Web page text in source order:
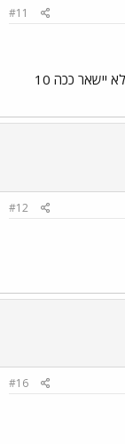
#11
גם אני בשבוע 30, וזה מאוד מציק, מקווה שזה לא יישאר ככה 10
#12
#16